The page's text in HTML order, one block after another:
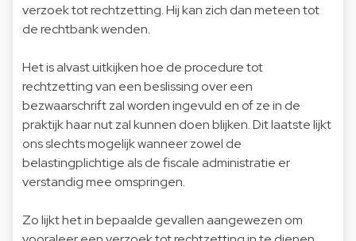
verzoek tot rechtzetting. Hij kan zich dan meteen tot
de rechtbank wenden.
Het is alvast uitkijken hoe de procedure tot
rechtzetting van een beslissing over een
bezwaarschrift zal worden ingevuld en of ze in de
praktijk haar nut zal kunnen doen blijken. Dit laatste lijkt
ons slechts mogelijk wanneer zowel de
belastingplichtige als de fiscale administratie er
verstandig mee omspringen.
Zo lijkt het in bepaalde gevallen aangewezen om